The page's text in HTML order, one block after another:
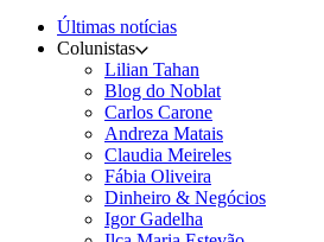
Últimas notícias
Colunistas
Lilian Tahan
Blog do Noblat
Carlos Carone
Andreza Matais
Claudia Meireles
Fábia Oliveira
Dinheiro & Negócios
Igor Gadelha